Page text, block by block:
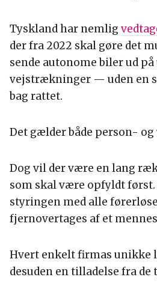
Tyskland har nemlig
der fra 2022 skal gøre det
sende autonome biler ud
vejstrækninger — uden en
bag rattet.
Det gælder både person-
Dog vil der være en lang
som skal være opfyldt først.
styringen med alle
fjernovertages af et
Hvert enkelt firmas unikke
desuden en tilladelse fra de